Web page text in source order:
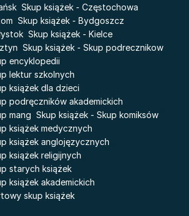
Skup książek - Częstochowa
Skup książek - Bydgoszcz
Skup książek - Kielce
Skup książek - Skup podrecznikow
encyklopedii
lektur szkolnych
książek dla dzieci
podręczników akademickich
mang Skup książek - Skup komiksów
książek medycznych
książek anglojęzycznych
książek religijnych
starych książek
książek akademickich
skup książek